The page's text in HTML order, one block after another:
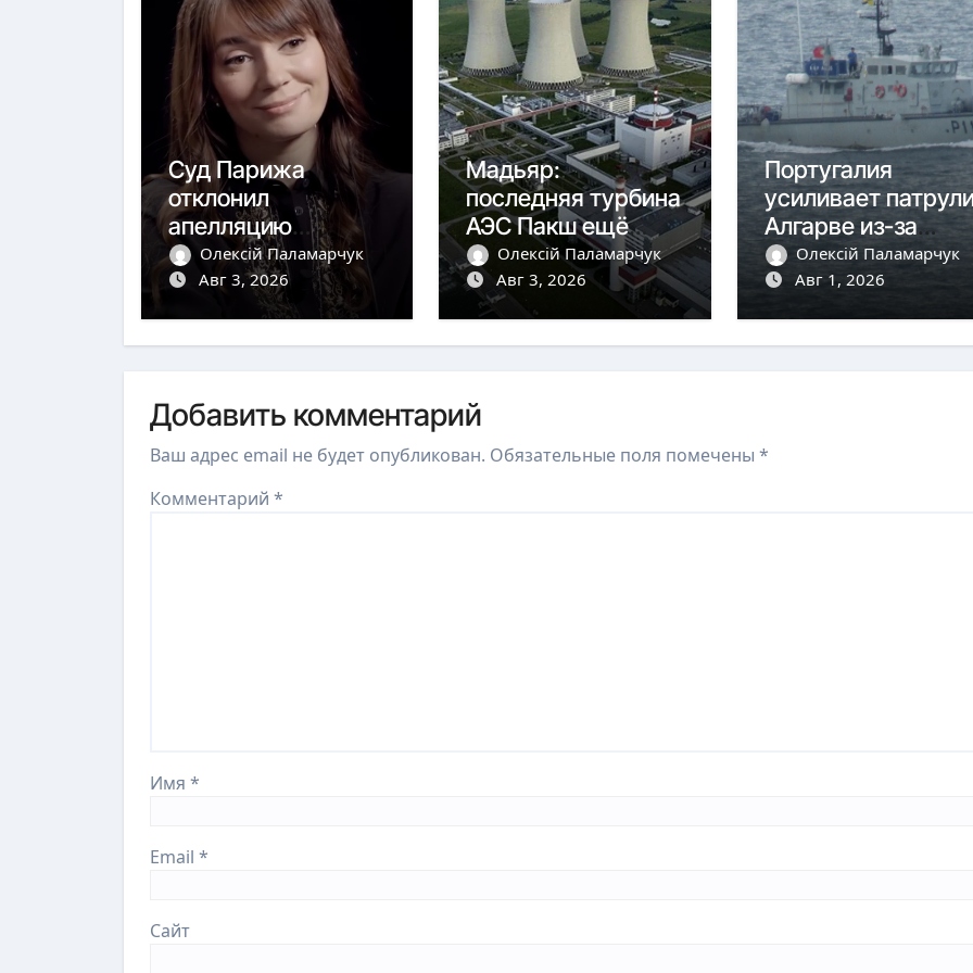
Суд Парижа
отклонил
апелляцию
Федоровой о
выдворении
Олексій Паламарчук
Авг 3, 2026
Мадьяр:
последняя турбина
АЭС Пакш ещё
работает, впереди
5 критических дней
Олексій Паламарчук
Авг 3, 2026
Португалия
усиливает
Алгарве из-за
кризиса в Сеуте
Олексій Паламарчук
Авг 1, 2026
Добавить комментарий
Ваш адрес email не будет опубликован. Обязательные поля помечены *
Комментарий *
Имя *
Email *
Сайт